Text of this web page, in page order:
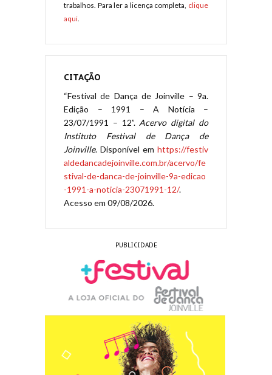
trabalhos. Para ler a licença completa, clique
aqui.
CITAÇÃO
“Festival de Dança de Joinville – 9a.
Edição – 1991 – A Notícia –
23/07/1991 – 12”. Acervo digital do
Instituto Festival de Dança de
Joinville. Disponível em https://festiv
aldedancadejoinville.com.br/acervo/fe
stival-de-danca-de-joinville-9a-edicao
-1991-a-noticia-23071991-12/.
Acesso em 09/08/2026.
PUBLICIDADE